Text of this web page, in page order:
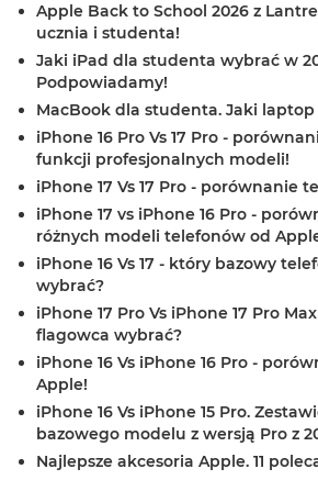
y
W
d
ł
u
g
o
j
e
m
n
o
ś
c
d
y
s
k
Apple Back to School 2026 z
ucznia i studenta!
Jaki iPad dla studenta wybrać w
Podpowiadamy!
MacBook dla studenta. Jaki
iPhone 16 Pro Vs 17 Pro -
funkcji profesjonalnych modeli!
iPhone 17 Vs 17 Pro - porównanie
iPhone 17 vs iPhone 16 Pro -
różnych modeli telefonów od
iPhone 16 Vs 17 - który bazowy
wybrać?
iPhone 17 Pro Vs iPhone 17 Pro
flagowca wybrać?
iPhone 16 Vs iPhone 16 Pro -
Apple!
iPhone 16 Vs iPhone 15 Pro.
bazowego modelu z wersją Pro z
Najlepsze akcesoria Apple. 11